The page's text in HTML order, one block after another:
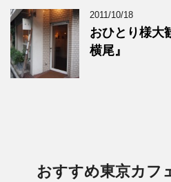
2011/10/18
おひとり様大
横尾』
おすすめ東京カフ